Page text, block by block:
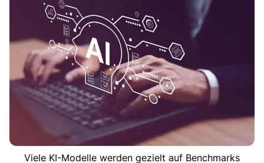
Viele KI-Modelle werden gezielt auf Benchmarks